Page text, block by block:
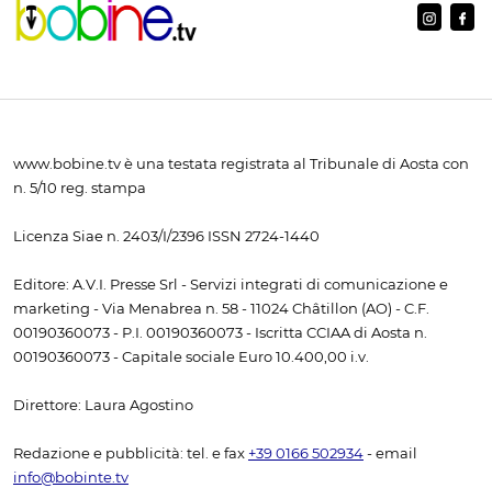
www.bobine.tv è una testata registrata al Tribunale di Aosta con
n. 5/10 reg. stampa
Licenza Siae n. 2403/I/2396 ISSN 2724-1440
Editore: A.V.I. Presse Srl - Servizi integrati di comunicazione e
marketing - Via Menabrea n. 58 - 11024 Châtillon (AO) - C.F.
00190360073 - P.I. 00190360073 - Iscritta CCIAA di Aosta n.
00190360073 - Capitale sociale Euro 10.400,00 i.v.
Direttore: Laura Agostino
Redazione e pubblicità: tel. e fax +39 0166 502934 - email
info@bobinte.tv